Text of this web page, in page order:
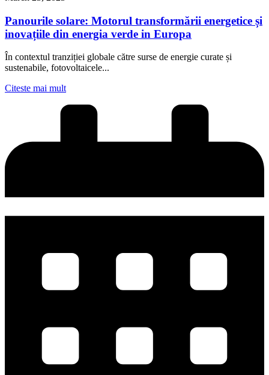
Panourile solare: Motorul transformării energetice și
inovațiile din energia verde in Europa
În contextul tranziției globale către surse de energie curate și
sustenabile, fotovoltaicele...
Citeste mai mult